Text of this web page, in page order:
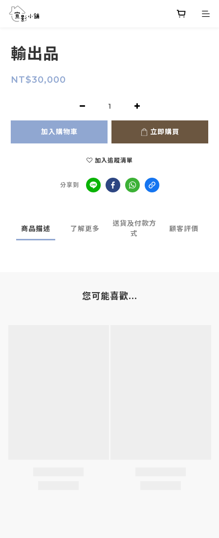
輸出品
NT$30,000
加入購物車 立即購買
加入追蹤清單
分享到
商品描述 了解更多
送貨及付款方
式
顧客評價
您可能喜歡...